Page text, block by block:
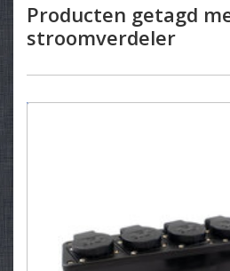
Producten getagd
stroomverdeler